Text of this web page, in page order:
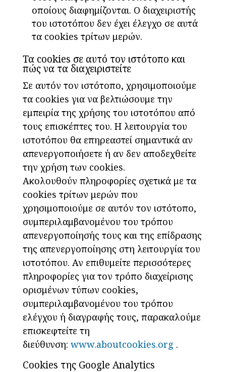
οποίους διαφημίζονται. Ο διαχειριστής
του ιστοτόπου δεν έχει έλεγχο σε αυτά
τα cookies τρίτων μερών.
Τα cookies σε αυτό τον ιστότοπο και
πώς να τα διαχειριστείτε
Σε αυτόν τον ιστότοπο, χρησιμοποιούμε
τα cookies για να βελτιώσουμε την
εμπειρία της χρήσης του ιστοτόπου από
τους επισκέπτες του. Η λειτουργία του
ιστοτόπου θα επηρεαστεί σημαντικά αν
απενεργοποιήσετε ή αν δεν αποδεχθείτε
την χρήση των cookies.
Ακολουθούν πληροφορίες σχετικά με τα
cookies τρίτων μερών που
χρησιμοποιούμε σε αυτόν τον ιστότοπο,
συμπεριλαμβανομένου του τρόπου
απενεργοποίησής τους και της επίδρασης
της απενεργοποίησης στη λειτουργία του
ιστοτόπου. Αν επιθυμείτε περισσότερες
πληροφορίες για τον τρόπο διαχείρισης
ορισμένων τύπων cookies,
συμπεριλαμβανομένου του τρόπου
ελέγχου ή διαγραφής τους, παρακαλούμε
επισκεφτείτε τη
διεύθυνση: www.aboutcookies.org .
Cookies της Google Analytics